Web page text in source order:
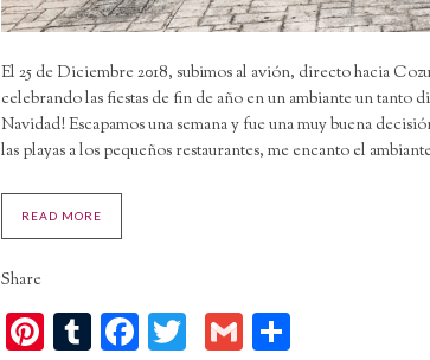
El 25 de Diciembre 2018, subimos al avión, directo hacia
celebrando las fiestas de fin de año en un ambiante un tanto
Navidad! Escapamos una semana y fue una muy buena
las playas a los pequeños restaurantes, me encanto el
READ MORE
Share
Pinterest
Tumblr
Facebook
Twitter
Gmail